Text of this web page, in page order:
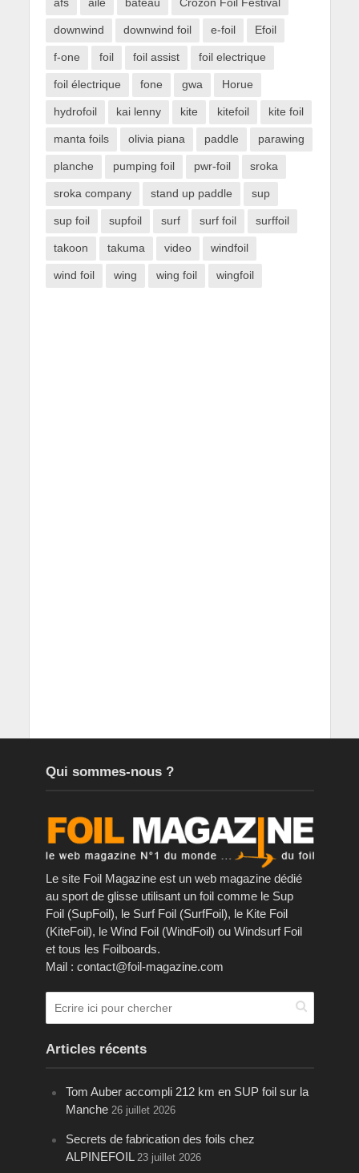
downwind downwind foil e-foil Efoil
f-one foil foil assist foil electrique
foil électrique fone gwa Horue
hydrofoil kai lenny kite kitefoil kite foil
manta foils olivia piana paddle parawing
planche pumping foil pwr-foil sroka
sroka company stand up paddle sup
sup foil supfoil surf surf foil surffoil
takoon takuma video windfoil
wind foil wing wing foil wingfoil
Qui sommes-nous ?
Le site Foil Magazine est un web magazine dédié
au sport de glisse utilisant un foil comme le Sup
Foil (SupFoil), le Surf Foil (SurfFoil), le Kite Foil
(KiteFoil), le Wind Foil (WindFoil) ou Windsurf Foil
et tous les Foilboards.
Mail : contact@foil-magazine.com
Articles récents
Tom Auber accompli 212 km en SUP foil sur la
Manche 26 juillet 2026
Secrets de fabrication des foils chez
ALPINEFOIL 23 juillet 2026